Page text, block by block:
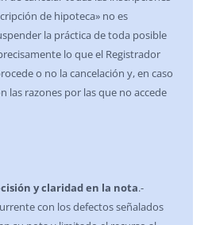
de hipoteca» no es
la práctica de toda posible
lo que el Registrador
o no la cancelación y, en caso
las razones por las que no accede
y claridad en la nota.-
con los defectos señalados